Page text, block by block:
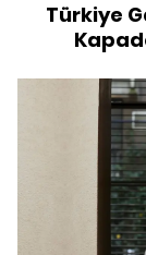
Türkiye